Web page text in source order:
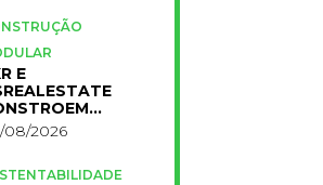
E
08/2026